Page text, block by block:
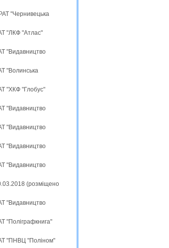
"Чернивецька
"ЛКФ "Атлас"
"Видавництво
"Волинська
"ХКФ "Глобус"
"Видавництво
"Видавництво
"Видавництво
"Видавництво
(розміщено
"Видавництво
"Поліграфкнига"
"ПНВЦ "Поліном"